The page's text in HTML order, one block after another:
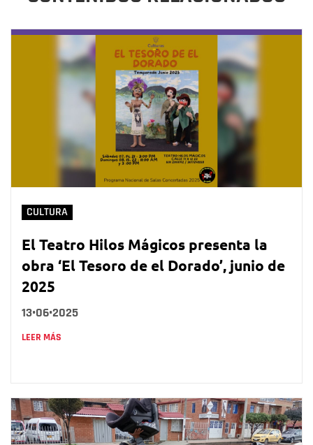
CULTURA
El Teatro Hilos Mágicos presenta la
obra ‘El Tesoro de el Dorado’, junio de
2025
13•06•2025
LEER MÁS